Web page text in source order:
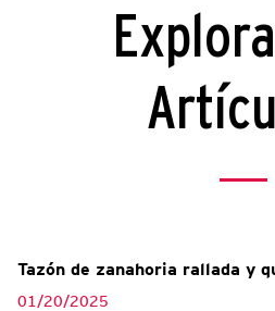
Tazón de zanahoria rallada y
01/20/2025